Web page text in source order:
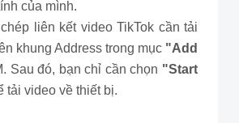
của mình.
liên kết video TikTok cần tải
khung Address trong mục "Add
Sau đó, bạn chỉ cần chọn "Start
tải video về thiết bị.